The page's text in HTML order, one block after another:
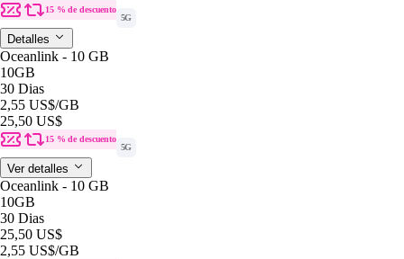
15 % de descuento
5G
Detalles
Oceanlink - 10 GB
10GB
30 Dias
2,55 US$/GB
25,50 US$
15 % de descuento
5G
Ver detalles
Oceanlink - 10 GB
10GB
30 Dias
25,50 US$
2,55 US$/GB